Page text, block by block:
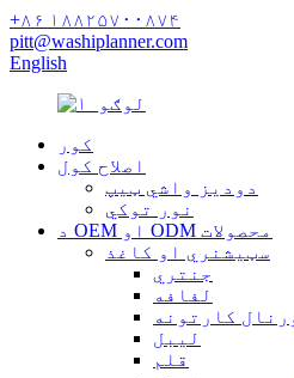
+۸۶ ۱۸۸۲۵۷۰۰۸۷۴
pitt@washiplanner.com
English
کور
اصلاح کول
دودیز واشي ټیپ
نور توکي
د OEM او ODM محصولات
سټیشنري او کاغذ
جنتري
لفافه
کارتونه
لیبل
قلم